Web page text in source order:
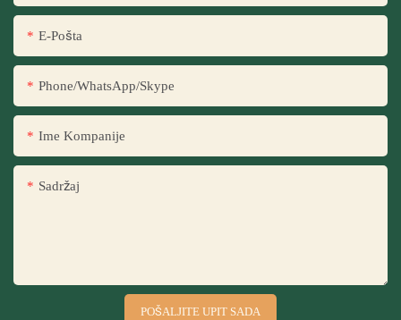
E-Pošta
Phone/WhatsApp/Skype
Ime Kompanije
Sadržaj
POŠALJITE UPIT SADA